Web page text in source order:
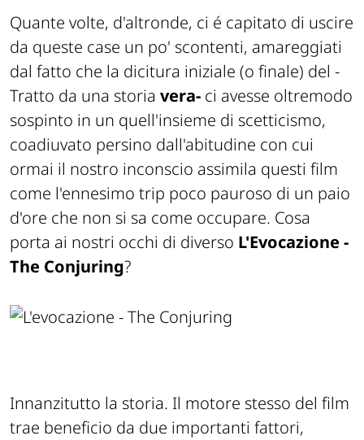
Quante volte, d'altronde, ci é capitato di uscire
da queste case un po' scontenti, amareggiati
dal fatto che la dicitura iniziale (o finale) del -
Tratto da una storia vera- ci avesse oltremodo
sospinto in un quell'insieme di scetticismo,
coadiuvato persino dall'abitudine con cui
ormai il nostro inconscio assimila questi film
come l'ennesimo trip poco pauroso di un paio
d'ore che non si sa come occupare. Cosa
porta ai nostri occhi di diverso L'Evocazione -
The Conjuring?
Innanzitutto la storia. Il motore stesso del film
trae beneficio da due importanti fattori,